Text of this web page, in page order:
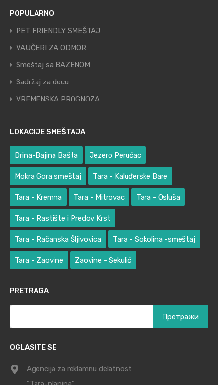
POPULARNO
PET FRIENDLY SMEŠTAJ
VAUČERI ZA ODMOR
Smeštaj sa BAZENOM
Sadržaj za decu
VREMENSKA PROGNOZA
LOKACIJE SMEŠTAJA
Drina-Bajina Bašta Jezero Perućac
Mokra Gora smeštaj Tara - Kaluđerske Bare
Tara - Kremna Tara - Mitrovac Tara - Osluša
Tara - Rastište i Predov Krst
Tara - Račanska Šljivovica Tara - Sokolina -smeštaj
Tara - Zaovine Zaovine - Sekulić
PRETRAGA
OGLASITE SE
Agencija za reklamnu delatnost